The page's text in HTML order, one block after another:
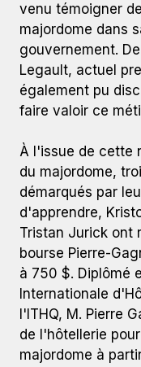
venu témoigner
majordome dans
gouvernement.
Legault, actuel
également pu
faire valoir ce
À l'issue de cette
du majordome,
démarqués par
d'apprendre,
Tristan Jurick ont
bourse Pierre-
à 750 $. Diplômé
Internationale
l'ITHQ, M. Pierre
de l'hôtellerie
majordome à